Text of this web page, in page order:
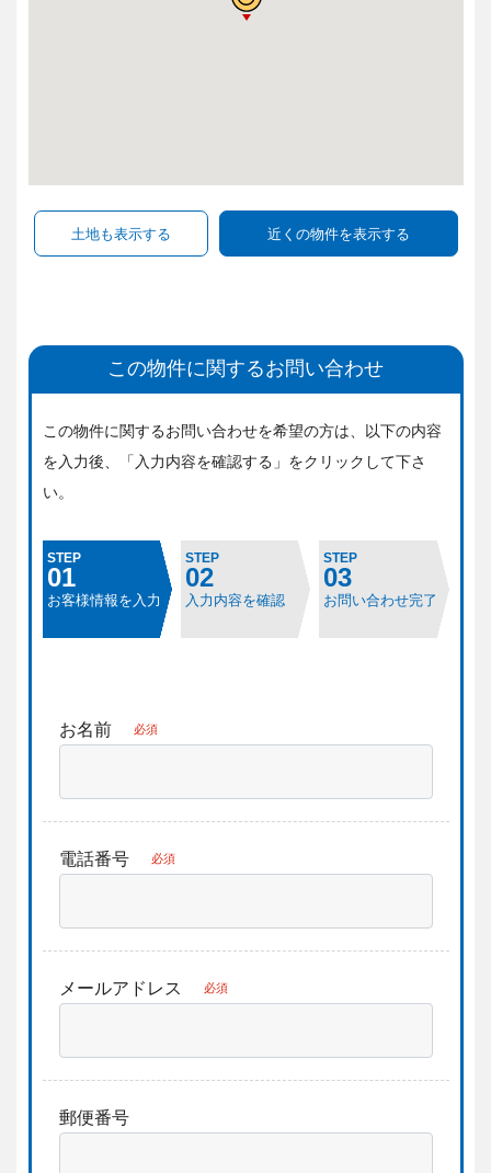
この物件に関するお問い合わせ
この物件に関するお問い合わせを希望の方は、 以下の内容
を入力後、「入力内容を確認する」をクリックして下さ
い。
STEP
01
お客様情報を入力
STEP
02
入力内容を確認
STEP
03
お問い合わせ完了
お名前 必須
電話番号 必須
メールアドレス 必須
郵便番号